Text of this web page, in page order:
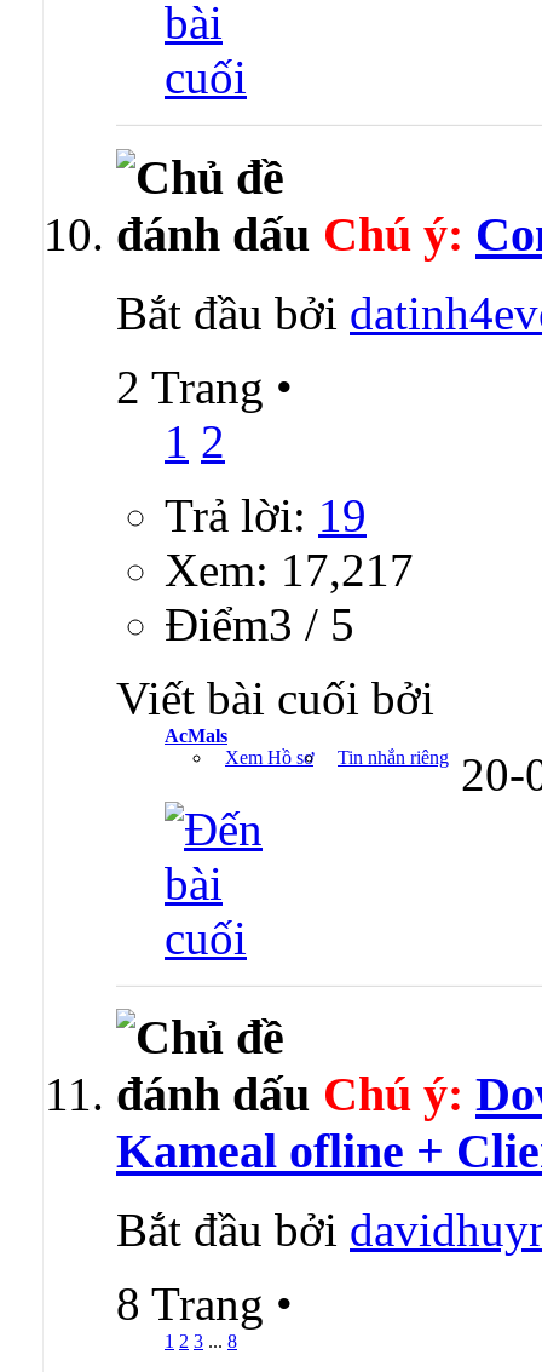
Chú ý:
Bắt đầu bởi
2 Trang •
1 2
Trả lời: 19
Xem: 17,217
Ðiểm3 / 5
Viết bài cuối bởi
AcMals
Xem Hồ sơ
Tin nhắn riêng 20-
Chú ý:
Kameal ofline +
Bắt đầu bởi
8 Trang •
1 2 3 ... 8